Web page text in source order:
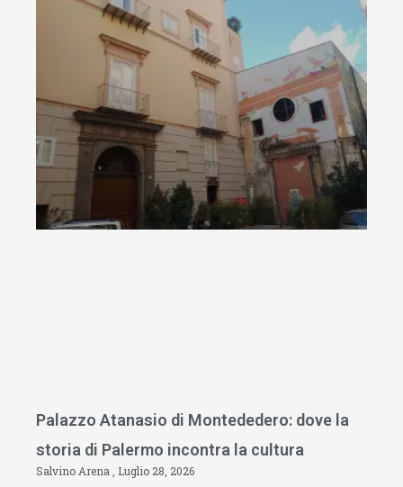
Palazzo Atanasio di Montededero: dove la
storia di Palermo incontra la cultura
Salvino Arena Luglio 28, 2026